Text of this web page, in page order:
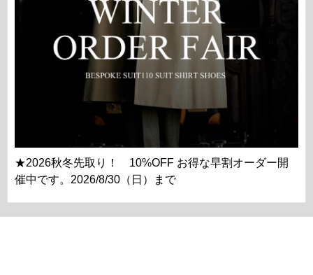
★2026秋冬先取り！ 10%OFF お得な早割オーダー開
催中です。2026/8/30（日）まで